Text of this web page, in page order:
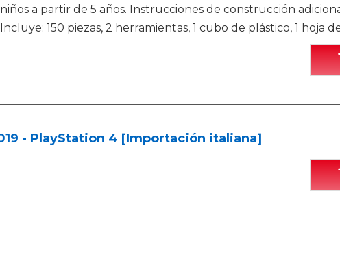
niños a partir de 5 años. Instrucciones de construcción
Incluye: 150 piezas, 2 herramientas, 1 cubo de plástico, 1 hoja
- PlayStation 4 [Importación italiana]